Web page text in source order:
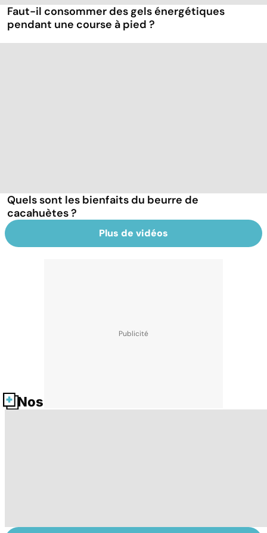
Faut-il consommer des gels énergétiques
pendant une course à pied ?
Quels sont les bienfaits du beurre de
cacahuètes ?
Plus de vidéos
Nos fiches santé